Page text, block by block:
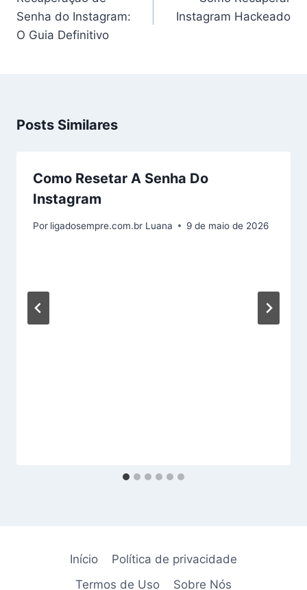
Post
Senha do Instagram:
O Guia Definitivo
Instagram Hackeado
Posts Similares
Como Resetar A Senha Do
Instagram
Por ligadosempre.com.br Luana 9 de maio de 2026
Início
Política de privacidade
Termos de Uso
Sobre Nós